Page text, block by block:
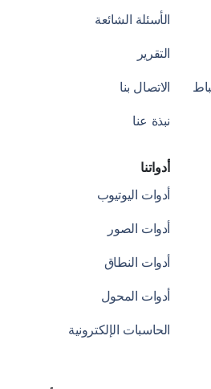
الأسئلة الشائعة
التقرير
الاتصال بنا
نبذة عنا
أدواتنا
أدوات اليوتيوب
أدوات الصور
أدوات النطاق
أدوات المحول
الحاسبات الإلكترونية